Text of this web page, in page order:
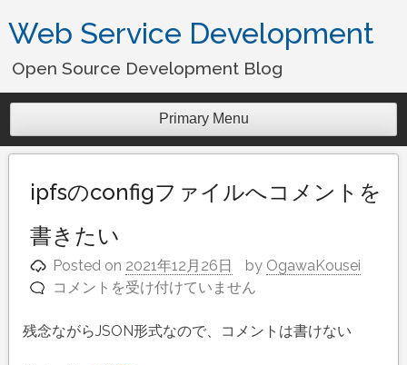
Skip
content
Web Service Development
Open Source Development Blog
Primary Menu
ipfsのconfigファイルへコメントを
書きたい
Posted on 2021年12月26日 by OgawaKousei
ipfs
config
コメントを受け付けていません
残念ながらJSON形式なので、コメントは書けない